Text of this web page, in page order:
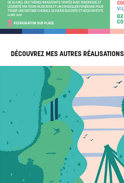
DÉCOUVREZ MES AUTRES RÉALISATIONS